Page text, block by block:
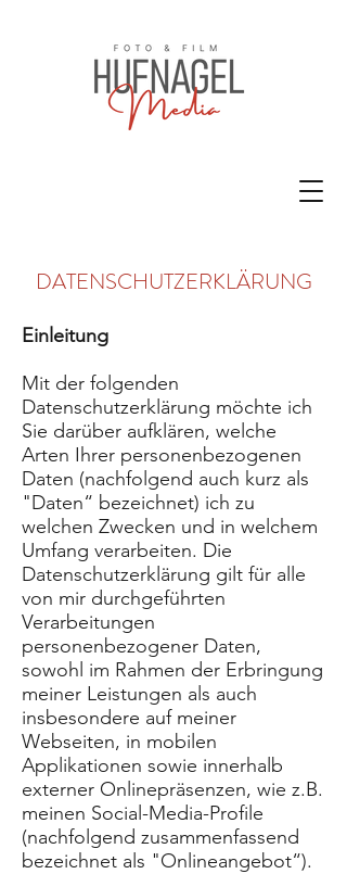
DATENSCHUTZERKLÄRUNG
Einleitung
Mit der folgenden
Datenschutzerklärung möchte ich
Sie darüber aufklären, welche
Arten Ihrer personenbezogenen
Daten (nachfolgend auch kurz als
"Daten“ bezeichnet) ich zu
welchen Zwecken und in welchem
Umfang verarbeiten. Die
Datenschutzerklärung gilt für alle
von mir durchgeführten
Verarbeitungen
personenbezogener Daten,
sowohl im Rahmen der Erbringung
meiner Leistungen als auch
insbesondere auf meiner
Webseiten, in mobilen
Applikationen sowie innerhalb
externer Onlinepräsenzen, wie z.B.
meinen Social-Media-Profile
(nachfolgend zusammenfassend
bezeichnet als "Onlineangebot“).